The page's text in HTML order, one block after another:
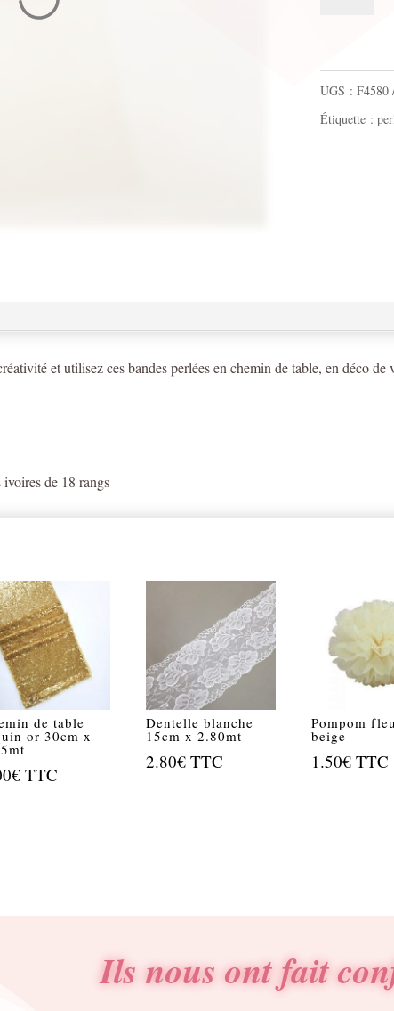
de
perles
ivoire
UGS : F4580
Étiquette :
et utilisez ces bandes perlées en chemin de table, en déco
ivoires de 18 rangs
de table
or 30cm x
€ TTC
Dentelle blanche
15cm x 2.80mt
2.80€ TTC
Pompom
beige
1.50€ TTC
Ils nous ont fait